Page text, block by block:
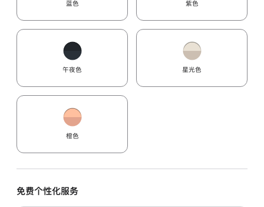
蓝色 紫色
午夜色 星光色
橙色
免费个性化服务